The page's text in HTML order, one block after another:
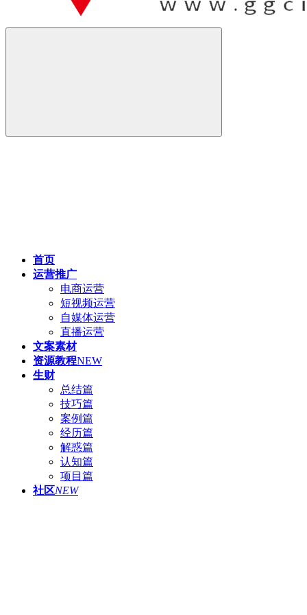
首页
运营推广
电商运营
短视频运营
自媒体运营
直播运营
文案素材
资源教程NEW
生财
总结篇
技巧篇
案例篇
经历篇
解惑篇
认知篇
项目篇
社区NEW